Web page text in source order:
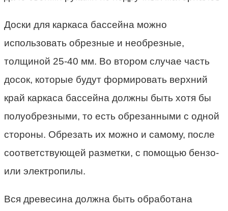
Доски для каркаса бассейна можно
использовать обрезные и необрезные,
толщиной 25-40 мм. Во втором случае часть
досок, которые будут формировать верхний
край каркаса бассейна должны быть хотя бы
полуобрезными, то есть обрезанными с одной
стороны. Обрезать их можно и самому, после
соответствующей разметки, с помощью бензо-
или электропилы.
Вся древесина должна быть обработана